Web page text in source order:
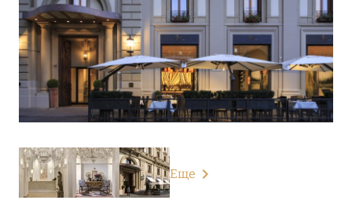
ПЬЕМОНТ 3
САРДИНИЯ 24
СИЦИЛИЯ 4
ТОСКАНА
Еще